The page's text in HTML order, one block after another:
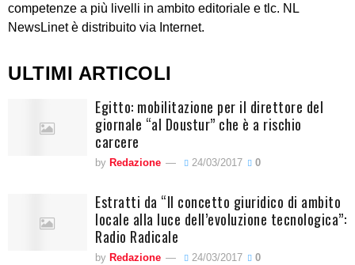
competenze a più livelli in ambito editoriale e tlc. NL
NewsLinet è distribuito via Internet.
ULTIMI ARTICOLI
Egitto: mobilitazione per il direttore del
giornale “al Doustur” che è a rischio
carcere
by Redazione 24/03/2017 0
Estratti da “Il concetto giuridico di ambito
locale alla luce dell’evoluzione tecnologica”:
Radio Radicale
by Redazione 24/03/2017 0